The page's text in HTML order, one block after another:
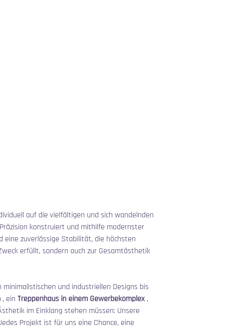
auf die vielfältigen und sich wandelnden
konstruiert und mithilfe modernster
eine zuverlässige Stabilität, die höchsten
erfüllt, sondern auch zur Gesamtästhetik
und industriellen Designs bis
, ein Treppenhaus in einem Gewerbekomplex ,
im Einklang stehen müssen: Unsere
Projekt ist für uns eine Chance, eine